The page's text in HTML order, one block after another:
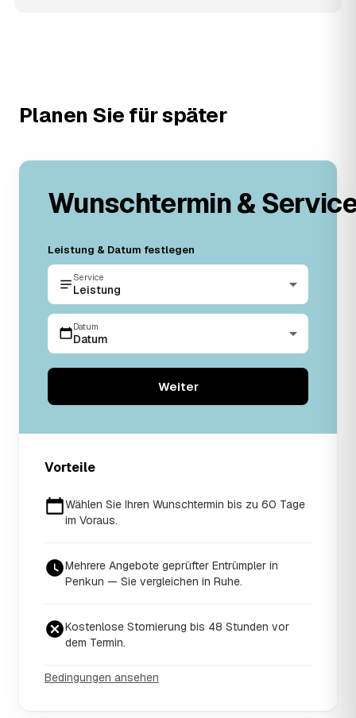
Planen Sie für später
Wunschtermin &
Leistung & Datum festlegen
Service
Leistung
Datum
Datum
Weiter
Vorteile
Wählen Sie Ihren Wunschtermin bis zu 60 Tage
im Voraus.
Mehrere Angebote geprüfter Entrümpler in
Penkun — Sie vergleichen in Ruhe.
Kostenlose Stornierung bis 48 Stunden vor
dem Termin.
Bedingungen ansehen